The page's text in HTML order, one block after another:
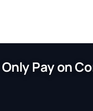
Only Pay on